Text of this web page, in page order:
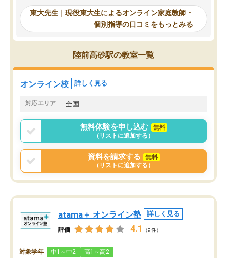
れるので、親としても安心です。毎日
使える自習室とかもあり、わからない
ところがあれば先生が回答してくれる
のも重宝しています。
自習室が毎日使えていつ
るのが心強かったよう
謝です。
東大先生｜現役東大生によるオンライン家庭教師・
個別指導の口コミをもっとみる
陸前高砂駅の教室一覧
オンライン校 詳しく見る
対応エリア 全国
無料体験を申し込む
無料
（リストに追加する）
資料を請求する
無料
（リストに追加する）
atama＋ オンライン塾 詳しく見る
評価 4.1 （9件）
対象学年 中1～中2 高1～高2